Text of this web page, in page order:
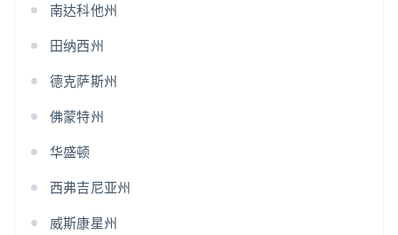
南达科他州
田纳西州
德克萨斯州
佛蒙特州
华盛顿
西弗吉尼亚州
威斯康星州